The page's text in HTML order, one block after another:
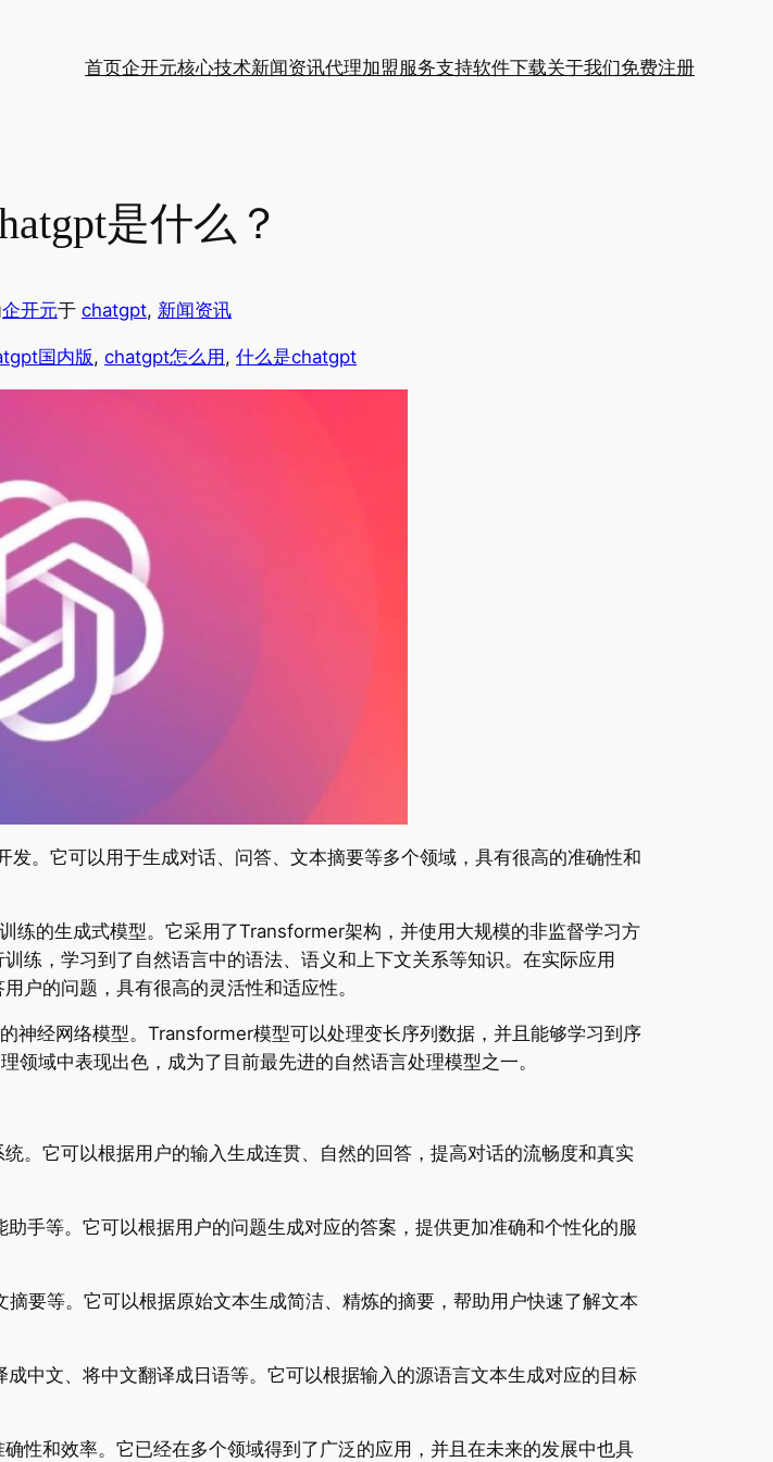
首页企开元核心技术新闻资讯代理加盟服务支持软件下载关于我们免费注册
是什么？
企开元于 chatgpt, 新闻资讯
国内版, chatgpt怎么用 , 什么是chatgpt
。它可以用于生成对话、问答、文本摘要等多个领域，具有很高的准确性和
的生成式模型。它采用了Transformer架构，并使用大规模的非监督学习方
练，学习到了自然语言中的语法、语义和上下文关系等知识。在实际应用
户的问题，具有很高的灵活性和适应性。
神经网络模型。Transformer模型可以处理变长序列数据，并且能够学习到序
域中表现出色，成为了目前最先进的自然语言处理模型之一。
。它可以根据用户的输入生成连贯、自然的回答，提高对话的流畅度和真实
手等。它可以根据用户的问题生成对应的答案，提供更加准确和个性化的服
要等。它可以根据原始文本生成简洁、精炼的摘要，帮助用户快速了解文本
中文、将中文翻译成日语等。它可以根据输入的源语言文本生成对应的目标
性和效率。它已经在多个领域得到了广泛的应用，并且在未来的发展中也具